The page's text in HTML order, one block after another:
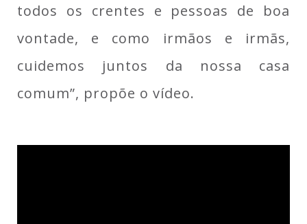
todos os crentes e pessoas de boa
vontade, e como irmãos e irmãs,
cuidemos juntos da nossa casa
comum”, propõe o vídeo.